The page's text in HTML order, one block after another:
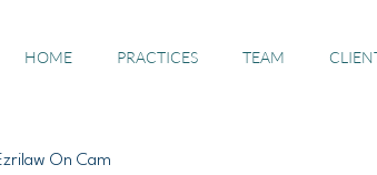
HOME PRACTICES TEAM
On Cam